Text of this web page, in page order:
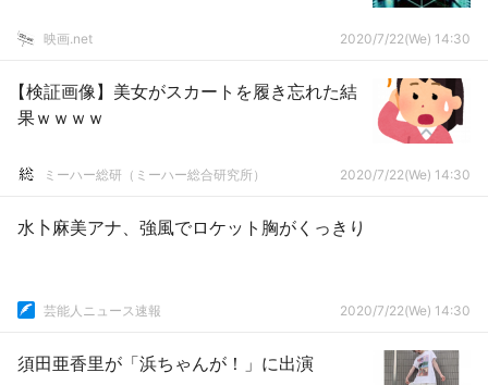
映画.net 2020/7/22(We) 14:30
【検証画像】美女がスカートを履き忘れた結
果ｗｗｗｗ
ミーハー総研（ミーハー総合研究所） 2020/7/22(We) 14:30
水卜麻美アナ、強風でロケット胸がくっきり
芸能人ニュース速報 2020/7/22(We) 14:30
須田亜香里が「浜ちゃんが！」に出演